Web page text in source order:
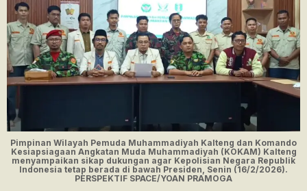
Pimpinan Wilayah Pemuda Muhammadiyah Kalteng dan Komando
Kesiapsiagaan Angkatan Muda Muhammadiyah (KOKAM) Kalteng
menyampaikan sikap dukungan agar Kepolisian Negara Republik
Indonesia tetap berada di bawah Presiden, Senin (16/2/2026).
PERSPEKTIF SPACE/YOAN PRAMOGA